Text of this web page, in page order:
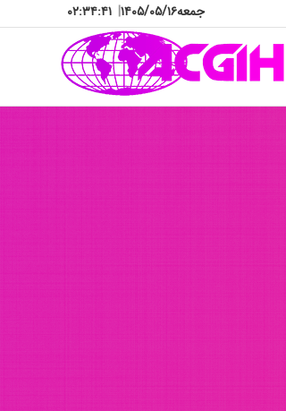
جمعه۱۴۰۵/۰۵/۱۶| ۰۲:۳۴:۴۵